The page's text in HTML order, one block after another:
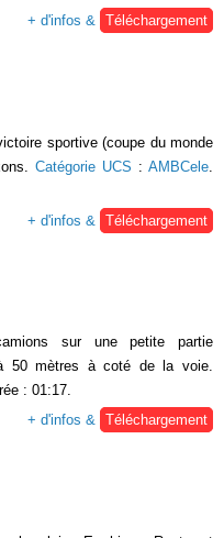
+ d'infos &
Téléchargement
sportive (coupe du monde
Catégorie UCS : AMBCele
+ d'infos &
Téléchargement
sur une petite partie
50 mètres à coté de la voie.
: 01:17.
+ d'infos & Téléchargement